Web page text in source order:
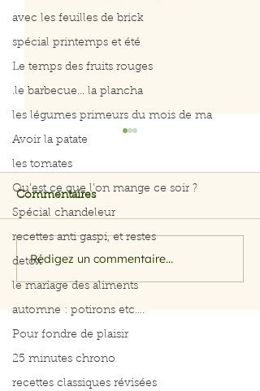
avec les feuilles de brick
spécial printemps et été
Le temps des fruits rouges
.le barbecue... la plancha
les légumes primeurs du mois de ma
Avoir la patate
les tomates
Qu’est ce que l’on mange ce soir ?
Spécial chandeleur
recettes anti gaspi, et restes
detox
le mariage des aliments
automne : potirons etc....
Pour fondre de plaisir
25 minutes chrono
recettes classiques révisées
Menus du 3 au 7 août
2026
Commentaires
Rédigez un commentaire...